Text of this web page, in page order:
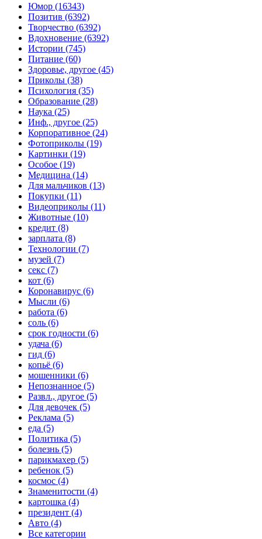
Юмор (16343)
Позитив (6392)
Творчество (6392)
Вдохновение (6392)
Истории (745)
Питание (60)
Здоровье, другое (45)
Приколы (38)
Психология (35)
Образование (28)
Наука (25)
Инф., другое (25)
Корпоративное (24)
Фотоприколы (19)
Картинки (19)
Особое (19)
Медицина (14)
Для мальчиков (13)
Покупки (11)
Видеоприколы (11)
Животные (10)
кредит (8)
зарплата (8)
Технологии (7)
музей (7)
секс (7)
кот (6)
Коронавирус (6)
Мысли (6)
работа (6)
соль (6)
срок годности (6)
удача (6)
гид (6)
копьё (6)
мошенники (6)
Непознанное (5)
Развл., другое (5)
Для девочек (5)
Реклама (5)
еда (5)
Политика (5)
болезнь (5)
парикмахер (5)
ребенок (5)
космос (4)
Знаменитости (4)
картошка (4)
президент (4)
Авто (4)
Все категории